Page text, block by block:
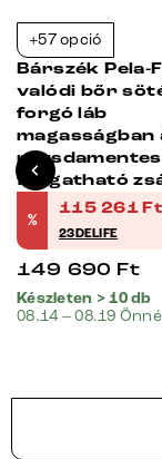
+57 opció
Bárszék Pela-
valódi bőr
forgó láb
rozsdamentes
forgatható
%
115 261Ft
23DELIFE
149 690 Ft
Készleten > 10 db
08.14 – 08.19